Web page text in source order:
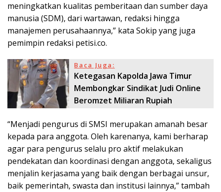
meningkatkan kualitas pemberitaan dan sumber daya
manusia (SDM), dari wartawan, redaksi hingga
manajemen perusahaannya,” kata Sokip yang juga
pemimpin redaksi petisi.co.
Baca Juga:
Ketegasan Kapolda Jawa Timur
Membongkar Sindikat Judi Online
Beromzet Miliaran Rupiah
“Menjadi pengurus di SMSI merupakan amanah besar
kepada para anggota. Oleh karenanya, kami berharap
agar para pengurus selalu pro aktif melakukan
pendekatan dan koordinasi dengan anggota, sekaligus
menjalin kerjasama yang baik dengan berbagai unsur,
baik pemerintah, swasta dan institusi lainnya,” tambah